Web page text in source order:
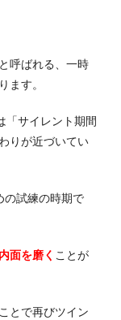
呼ばれる、一時
ます。
「サイレント期間
りが近づいてい
の試練の時期で
面を磨く ことが
とで再びツイン